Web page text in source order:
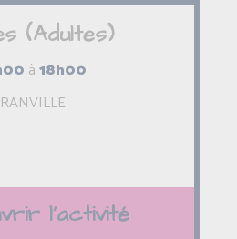
(Adultes)
à18h00
RANVILLE
l'activité